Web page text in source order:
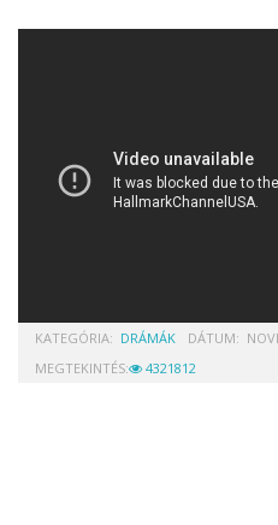
KATEGÓRIA: DRÁMÁK DÁTUM:
MEGTEKINTÉS:
4321812